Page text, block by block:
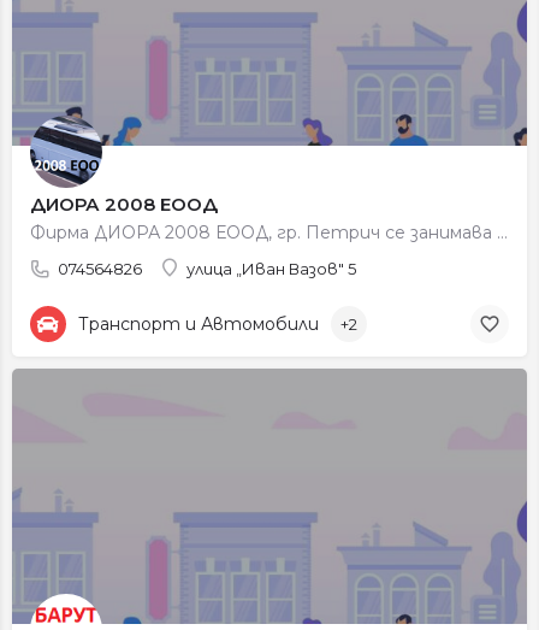
ДИОРА 2008 ЕООД
Фирма ДИОРА 2008 ЕООД, гр. Петрич се занимава с обществен превоз на пътници, градски и регионален пътнически…
074564826 улица „Иван Вазов" 5
Транспорт и Автомобили +2